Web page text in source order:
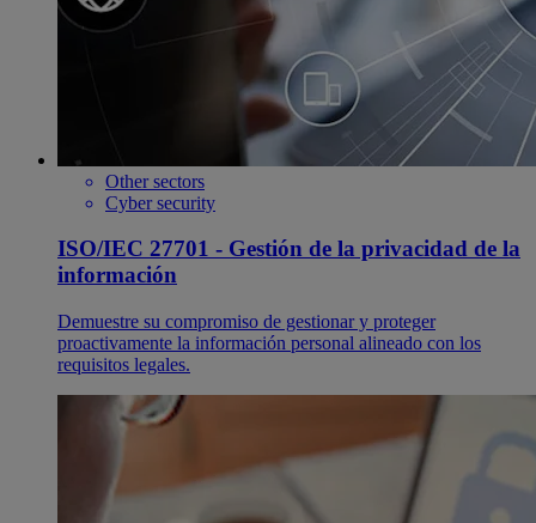
Other sectors
Cyber security
ISO/IEC 27701 - Gestión de la privacidad de la
información
Demuestre su compromiso de gestionar y proteger
proactivamente la información personal alineado con los
requisitos legales.